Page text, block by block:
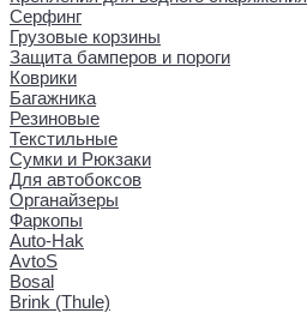
Серфинг
Грузовые корзины
Защита бамперов и пороги
Коврики
Багажника
Резиновые
Текстильные
Сумки и Рюкзаки
Для автобоксов
Органайзеры
Фаркопы
Auto-Hak
AvtoS
Bosal
Brink (Thule)